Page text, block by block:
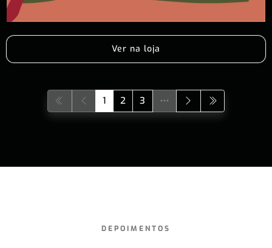
Ver na loja
1 2 3
DEPOIMENTOS